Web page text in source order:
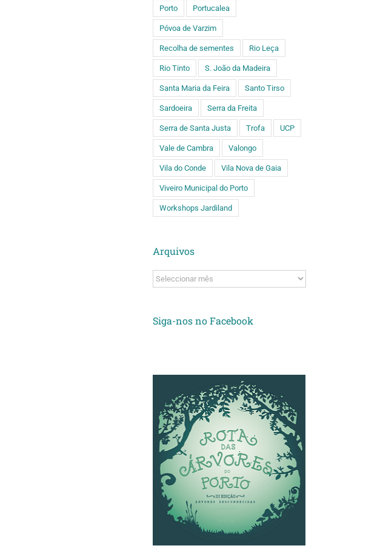
Porto Portucalea
Póvoa de Varzim
Recolha de sementes Rio Leça
Rio Tinto S. João da Madeira
Santa Maria da Feira Santo Tirso
Sardoeira Serra da Freita
Serra de Santa Justa Trofa UCP
Vale de Cambra Valongo
Vila do Conde Vila Nova de Gaia
Viveiro Municipal do Porto
Workshops Jardiland
Arquivos
Arquivos
Siga-nos no Facebook